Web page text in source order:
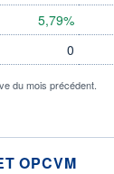
5,79%
0
du mois précédent.
OPCVM